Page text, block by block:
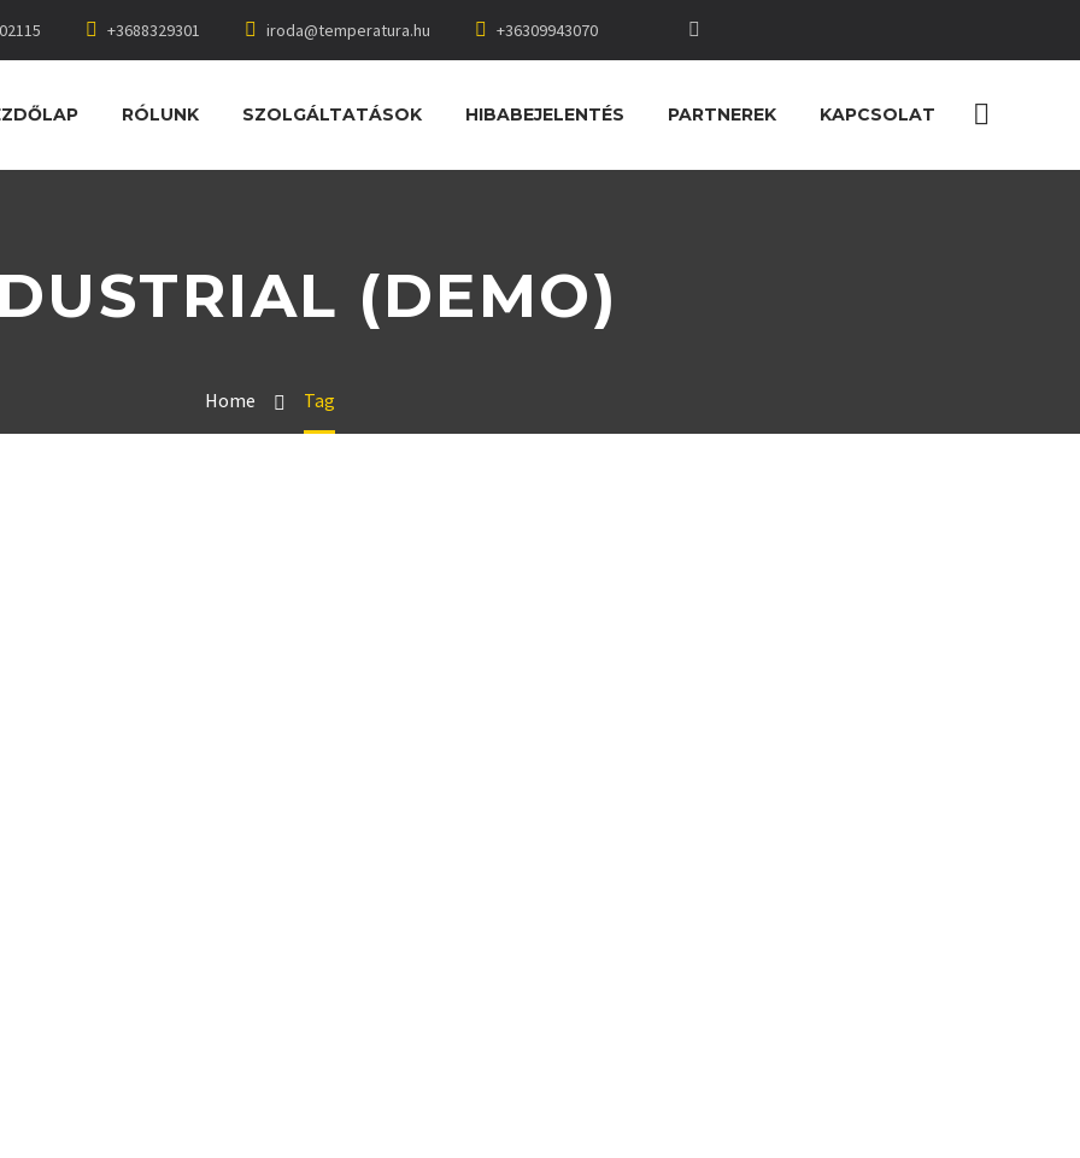
+3688329301 iroda@temperatura.hu +36309943070
RÓLUNK SZOLGÁLTATÁSOK HIBABEJELENTÉS PARTNEREK KAPCSOLAT
(DEMO)
Home Tag